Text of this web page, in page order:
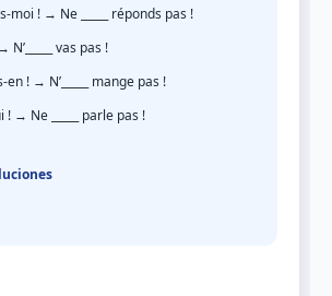
moi ! → Ne _____ réponds pas !
N’_____ vas pas !
en ! → N’_____ mange pas !
! → Ne _____ parle pas !